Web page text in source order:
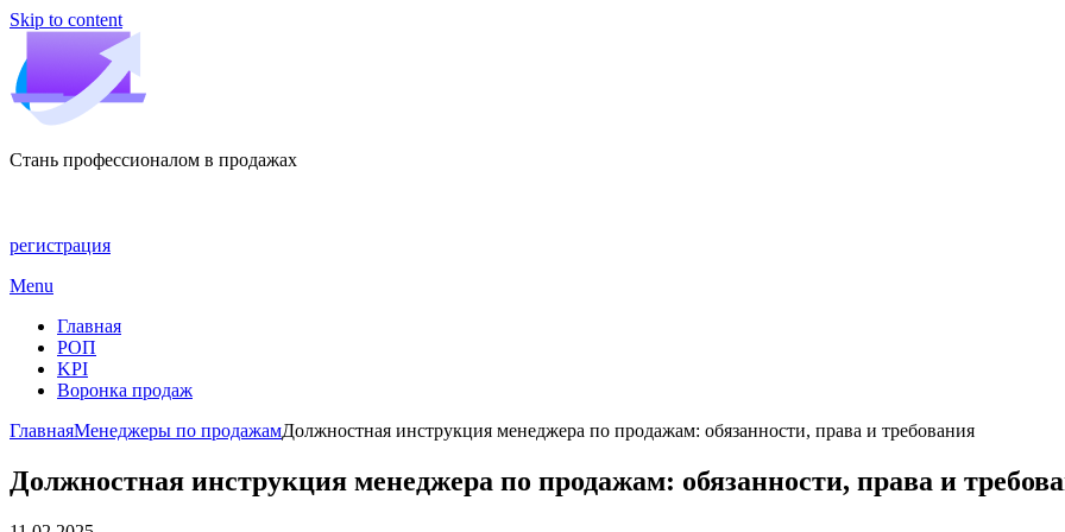
Skip to content
Стань профессионалом в продажах
регистрация
Menu
Главная
РОП
KPI
Воронка продаж
ГлавнаяМенеджеры по продажамДолжностная инструкция менеджера по продажам: обязанности, права и требования
Должностная инструкция менеджера по продажам: обязанности, права и